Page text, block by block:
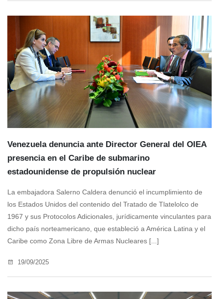
Venezuela denuncia ante Director General del OIEA
presencia en el Caribe de submarino
estadounidense de propulsión nuclear
La embajadora Salerno Caldera denunció el incumplimiento de
los Estados Unidos del contenido del Tratado de Tlatelolco de
1967 y sus Protocolos Adicionales, jurídicamente vinculantes para
dicho país norteamericano, que estableció a América Latina y el
Caribe como Zona Libre de Armas Nucleares [...]
19/09/2025